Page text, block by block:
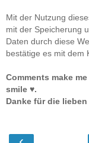
Mit der Nutzung
mit der Speicherung
Daten durch diese
bestätige es mit dem
Comments make
smile ♥.
Danke für die